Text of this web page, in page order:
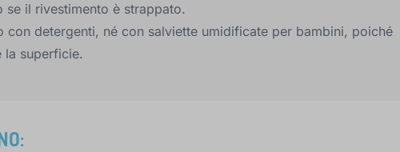
se il rivestimento è strappato.
con detergenti, né con salviette umidificate per bambini, poiché
la superficie.